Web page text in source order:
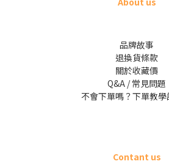
品牌故事
退換貨條款
關於收藏價
Q&A / 常見問題
不會下單嗎？下單教
Contant us